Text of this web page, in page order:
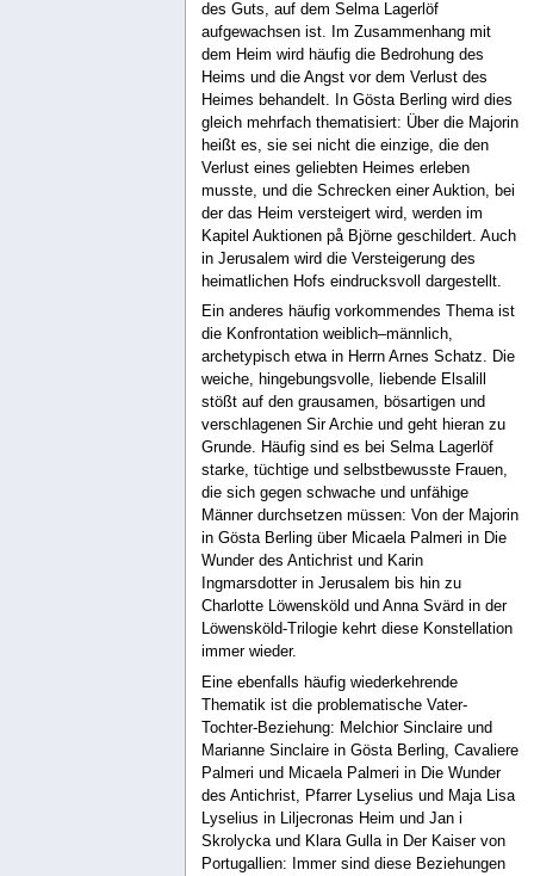
des Guts, auf dem Selma Lagerlöf
aufgewachsen ist. Im Zusammenhang mit
dem Heim wird häufig die Bedrohung des
Heims und die Angst vor dem Verlust des
Heimes behandelt. In Gösta Berling wird dies
gleich mehrfach thematisiert: Über die Majorin
heißt es, sie sei nicht die einzige, die den
Verlust eines geliebten Heimes erleben
musste, und die Schrecken einer Auktion, bei
der das Heim versteigert wird, werden im
Kapitel Auktionen på Björne geschildert. Auch
in Jerusalem wird die Versteigerung des
heimatlichen Hofs eindrucksvoll dargestellt.
Ein anderes häufig vorkommendes Thema ist
die Konfrontation weiblich–männlich,
archetypisch etwa in Herrn Arnes Schatz. Die
weiche, hingebungsvolle, liebende Elsalill
stößt auf den grausamen, bösartigen und
verschlagenen Sir Archie und geht hieran zu
Grunde. Häufig sind es bei Selma Lagerlöf
starke, tüchtige und selbstbewusste Frauen,
die sich gegen schwache und unfähige
Männer durchsetzen müssen: Von der Majorin
in Gösta Berling über Micaela Palmeri in Die
Wunder des Antichrist und Karin
Ingmarsdotter in Jerusalem bis hin zu
Charlotte Löwensköld und Anna Svärd in der
Löwensköld-Trilogie kehrt diese Konstellation
immer wieder.
Eine ebenfalls häufig wiederkehrende
Thematik ist die problematische Vater-
Tochter-Beziehung: Melchior Sinclaire und
Marianne Sinclaire in Gösta Berling, Cavaliere
Palmeri und Micaela Palmeri in Die Wunder
des Antichrist, Pfarrer Lyselius und Maja Lisa
Lyselius in Liljecronas Heim und Jan i
Skrolycka und Klara Gulla in Der Kaiser von
Portugallien: Immer sind diese Beziehungen